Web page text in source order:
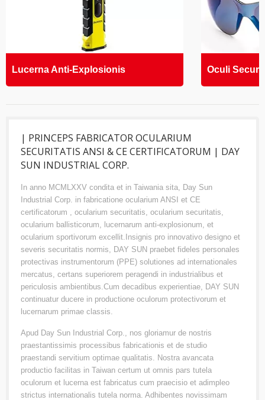
Lucerna Anti-Explosionis Oculi
| PRINCEPS FABRICATOR OCULARIUM
SECURITATIS ANSI & CE CERTIFICATORUM | DAY
SUN INDUSTRIAL CORP.
In anno MCMLXXV condita et in Taiwania sita, Day Sun
Industrial Corp. in fabricatione ocularium ANSI et CE
certificatorum , ocularium securitatis, ocularium securitatis,
ocularium ballisticorum, lucernarum anti-explosionum, et
ocularium sportivorum excellit.Insignis pro innovativo designo et
severis securitatis normis, DAY SUN praebet fideles personales
protectivas instrumentorum (PPE) solutiones ad internationales
mercatus, certans superiorem peragendi in industrialibus et
periculosis ambientibus.Cum decadibus experientiae, DAY SUN
continuatur ducere in productione oculorum protectivorum et
lucernarum primae classis.
Apud Day Sun Industrial Corp., nos gloriamur de nostris
praestantissimis processibus fabricationis et de studio
praestandi servitium optimae qualitatis. Nostra avancata
productio facilitas in Taiwan certum ut omnis pars tutela
oculorum et lucerna est fabricatus cum praecisio et adimpleo
strictus internationalis tutela norma. Adhibentes novissimam